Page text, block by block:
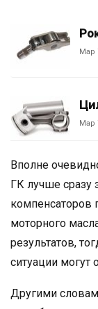
Мар
Мар
Вполне
ГК лучше сразу
компенсаторов
моторного
результатов,
ситуации могут
Другими